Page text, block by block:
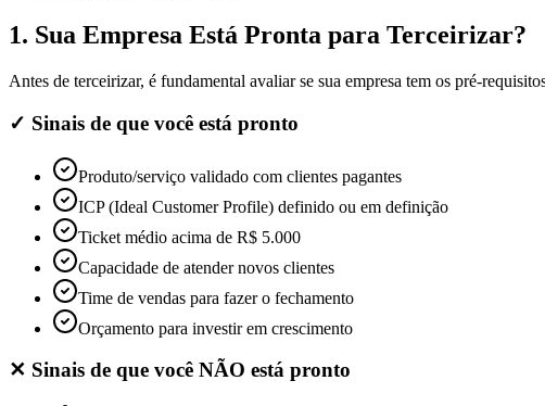
1. Sua Empresa Está Pronta para Terceirizar?
Antes de terceirizar, é fundamental avaliar se sua empresa tem os pré-
✓ Sinais de que você está pronto
Produto/serviço validado com clientes pagantes
ICP (Ideal Customer Profile) definido ou em definição
Ticket médio acima de R$ 5.000
Capacidade de atender novos clientes
Time de vendas para fazer o fechamento
Orçamento para investir em crescimento
✕ Sinais de que você NÃO está pronto